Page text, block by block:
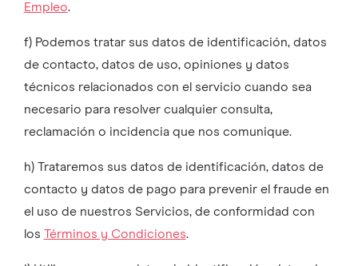
Empleo.
f) Podemos tratar sus datos de identificación, datos
de contacto, datos de uso, opiniones y datos
técnicos relacionados con el servicio cuando sea
necesario para resolver cualquier consulta,
reclamación o incidencia que nos comunique.
h) Trataremos sus datos de identificación, datos de
contacto y datos de pago para prevenir el fraude en
el uso de nuestros Servicios, de conformidad con
los Términos y Condiciones.